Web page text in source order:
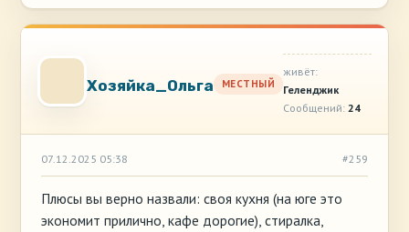
Хозяйка_Ольга МЕСТНЫЙ
живёт:
Геленджик
Сообщений:24
07.12.2025 05:38 #259
Плюсы вы верно назвали: своя кухня (на юге это
экономит прилично, кафе дорогие), стиралка,